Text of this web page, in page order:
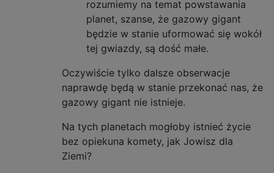
rozumiemy na temat powstawania
planet, szanse, że gazowy gigant
będzie w stanie uformować się wokół
tej gwiazdy, są dość małe.
Oczywiście tylko dalsze obserwacje
naprawdę będą w stanie przekonać nas, że
gazowy gigant nie istnieje.
Na tych planetach mogłoby istnieć życie
bez opiekuna komety, jak Jowisz dla
Ziemi?